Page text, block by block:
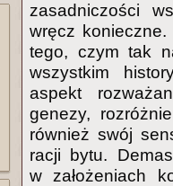
zasadniczości
wręcz
tego, czym tak
wszystkim
aspekt
genezy,
również swój
racji bytu.
w założeniach